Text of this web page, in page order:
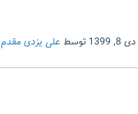
دی 8, 1399 توسط علی یزدی مقدم